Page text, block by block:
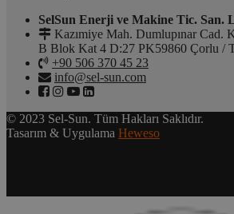
SelSun Enerji ve Makine Tic. San.
Kazımiye Mah. Dumlupınar Cad.
B Blok Kat 4 D:27 PK59860 Çorlu /
+90 506 370 45 23
info@sel-sun.com
© 2023 Sel-Sun. Tüm Hakları Saklıdır.
Tasarım & Uygulama Heweso